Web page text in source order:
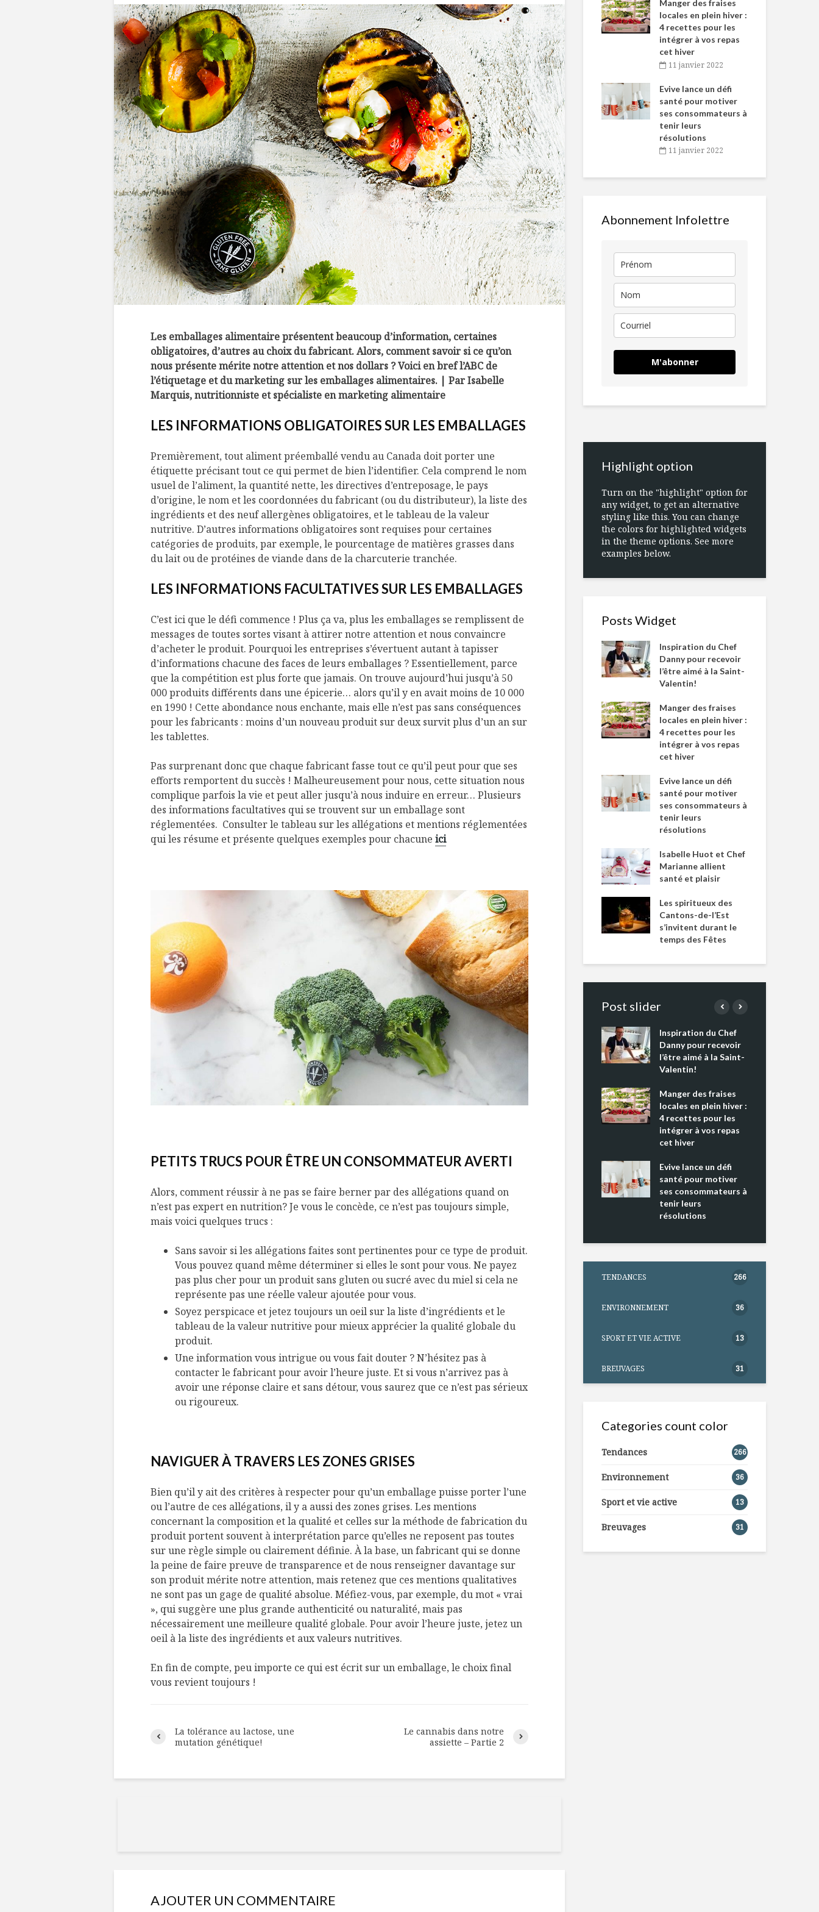
Les emballages alimentaire présentent beaucoup d’information, certaines
obligatoires, d’autres au choix du fabricant.Alors, comment savoir si ce qu’on
nous présente mérite notre attention et nos dollars ? Voici en bref l’ABC de
l’étiquetage et du marketing sur les emballages alimentaires. | Par Isabelle
Marquis, nutritionniste et spécialiste en marketing alimentaire
LES INFORMATIONS OBLIGATOIRES SUR LES EMBALLAGES
Premièrement, tout aliment préemballé vendu au Canada doit porter une
étiquette précisant tout ce qui permet de bien l’identifier. Cela comprend le nom
usuel de l’aliment, la quantité nette, les directives d’entreposage, le pays
d’origine, le nom et les coordonnées du fabricant (ou du distributeur), la liste des
ingrédients et des neuf allergènes obligatoires, et le tableau de la valeur
nutritive. D’autres informations obligatoires sont requises pour certaines
catégories de produits, par exemple, le pourcentage de matières grasses dans
du lait ou de protéines de viande dans de la charcuterie tranchée.
LES INFORMATIONS FACULTATIVES SUR LES EMBALLAGES
C’est ici que le défi commence ! Plus ça va, plus les emballages se remplissent de
messages de toutes sortes visant à attirer notre attention et nous convaincre
d’acheter le produit. Pourquoi les entreprises s’évertuent autant à tapisser
d’informations chacune des faces de leurs emballages ? Essentiellement, parce
que la compétition est plus forte que jamais. On trouve aujourd’hui jusqu’à 50
000 produits différents dans une épicerie… alors qu’il y en avait moins de 10 000
en 1990 ! Cette abondance nous enchante, mais elle n’est pas sans conséquences
pour les fabricants : moins d’un nouveau produit sur deux survit plus d’un an sur
les tablettes.
Pas surprenant donc que chaque fabricant fasse tout ce qu’il peut pour que ses
efforts remportent du succès ! Malheureusement pour nous, cette situation nous
complique parfois la vie et peut aller jusqu’à nous induire en erreur… Plusieurs
des informations facultatives qui se trouvent sur un emballage sont
réglementées. Consulter le tableau sur les allégations et mentions réglementées
qui les résume et présente quelques exemples pour chacune ici
PETITS TRUCS POUR ÊTRE UN CONSOMMATEUR AVERTI
Alors, comment réussir à ne pas se faire berner par des allégations quand on
n’est pas expert en nutrition? Je vous le concède, ce n’est pas toujours simple,
mais voici quelques trucs :
Sans savoir si les allégations faites sont pertinentes pour ce type de produit.
Vous pouvez quand même déterminer si elles le sont pour vous. Ne payez
pas plus cher pour un produit sans gluten ou sucré avec du miel si cela ne
représente pas une réelle valeur ajoutée pour vous.
Soyez perspicace et jetez toujours un oeil sur la liste d’ingrédients et le
tableau de la valeur nutritive pour mieux apprécier la qualité globale du
produit.
Une information vous intrigue ou vous fait douter ? N’hésitez pas à
contacter le fabricant pour avoir l’heure juste. Et si vous n’arrivez pas à
avoir une réponse claire et sans détour, vous saurez que ce n’est pas sérieux
ou rigoureux.
NAVIGUER À TRAVERS LES ZONES GRISES
Bien qu’il y ait des critères à respecter pour qu’un emballage puisse porter l’une
ou l’autre de ces allégations, il y a aussi des zones grises. Les mentions
concernant la composition et la qualité et celles sur la méthode de fabrication du
produit portent souvent à interprétation parce qu’elles ne reposent pas toutes
sur une règle simple ou clairement définie. À la base, un fabricant qui se donne
la peine de faire preuve de transparence et de nous renseigner davantage sur
son produit mérite notre attention, mais retenez que ces mentions qualitatives
ne sont pas un gage de qualité absolue. Méfiez-vous, par exemple, du mot « vrai
», qui suggère une plus grande authenticité ou naturalité, mais pas
nécessairement une meilleure qualité globale. Pour avoir l’heure juste, jetez un
oeil à la liste des ingrédients et aux valeurs nutritives.
En fin de compte, peu importe ce qui est écrit sur un emballage, le choix final
vous revient toujours !
La tolérance au lactose, une
mutation génétique!
Le cannabis dans notre
assiette – Partie 2
AJOUTER UN COMMENTAIRE
Manger des fraises
locales en plein hiver :
4 recettes pour les
intégrer à vos repas
cet hiver
11 janvier 2022
Evive lance un défi
santé pour motiver
ses consommateurs à
tenir leurs
résolutions
11 janvier 2022
Cantons-de-l’Est
s’invitent durant le
temps des Fêtes
25 novembre 2021
Tout baigne dans
l’huile… de Caméline
pour Chantal Van
Winden
25 novembre 2021
Manger des fraises
locales en plein hiver :
4 recettes pour les
intégrer à vos repas
cet hiver
11 janvier 2022
Evive lance un défi
santé pour motiver
ses consommateurs à
tenir leurs
résolutions
11 janvier 2022
Abonnement Infolettre
M'abonner
Highlight option
Turn on the "highlight" option for
any widget, to get an alternative
styling like this. You can change
the colors for highlighted widgets
in the theme options. See more
examples below.
Posts Widget
Inspiration du Chef
Danny pour recevoir
l’être aimé à la Saint-
Valentin!
Manger des fraises
locales en plein hiver :
4 recettes pour les
intégrer à vos repas
cet hiver
Evive lance un défi
santé pour motiver
ses consommateurs à
tenir leurs
résolutions
Isabelle Huot et Chef
Marianne allient
santé et plaisir
Les spiritueux des
Cantons-de-l’Est
s’invitent durant le
temps des Fêtes
Post slider
Isabelle Huot et Chef
Marianne allient
santé et plaisir
Les spiritueux des
s’invitent durant le
l’huile… de Caméline
pour Chantal Van
Les
à faire tout un
tendance mondiale
Inspiration du Chef
Danny pour recevoir
l’être aimé à la Saint-
Valentin!
Manger des fraises
locales en plein hiver :
4 recettes pour les
intégrer à vos repas
cet hiver
Evive lance un défi
santé pour motiver
ses consommateurs à
tenir leurs
résolutions
TENDANCES 266
ENVIRONNEMENT 36
SPORT ET VIE ACTIVE 13
BREUVAGES 31
Categories count color
Tendances 266
Environnement 36
Sport et vie active 13
Breuvages 31
Pourboire pour
tous?
L’assiette entre
nos mains
Ferme Éric Lamy